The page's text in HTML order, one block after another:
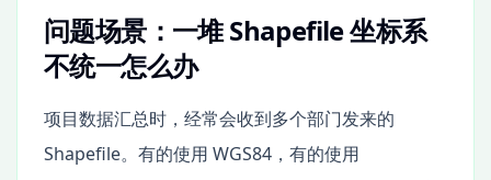
问题场景：一堆 Shapefile 坐标系
不统一怎么办
项目数据汇总时，经常会收到多个部门发来的
Shapefile。有的使用 WGS84，有的使用